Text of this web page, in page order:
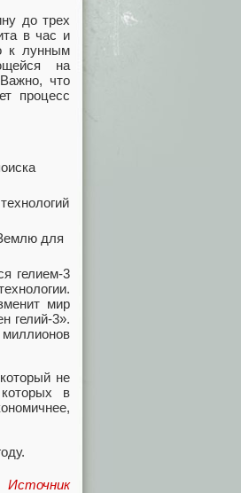
до трех
в час и
к лунным
на
что
процесс
для
гелием-3
мир
гелий-3».
не
в
Источник